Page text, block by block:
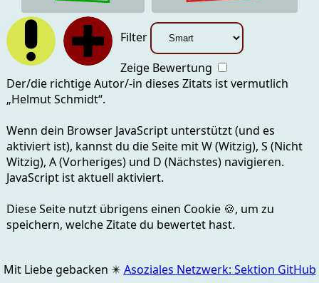
Filter
Zeige Bewertung
Der/die richtige Autor/-in dieses Zitats ist vermutlich
„Helmut Schmidt“.
Wenn dein Browser JavaScript unterstützt (und es
aktiviert ist), kannst du die Seite mitW (Witzig), S (Nicht
Witzig), A (Vorheriges) und D (Nächstes)navigieren.
JavaScript ist aktuell aktiviert.
Diese Seite nutzt übrigens einen Cookie 🍪, um zu
speichern, welche Zitate du bewertet hast.
Mit Liebe gebacken ✴️ Asoziales Netzwerk: Sektion GitHub